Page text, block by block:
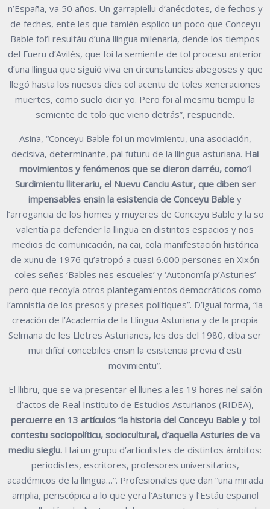
n’España, va 50 años. Un garrapiellu d’anécdotes, de fechos y
de feches, ente les que tamién esplico un poco que Conceyu
Bable foi’l resultáu d’una llingua milenaria, dende los tiempos
del Fueru d’Avilés, que foi la semiente de tol procesu anterior
d’una llingua que siguió viva en circunstancies abegoses y que
llegó hasta los nuesos díes col acentu de toles xeneraciones
muertes, como suelo dicir yo. Pero foi al mesmu tiempu la
semiente de tolo que vieno detrás”, respuende.
Asina, “Conceyu Bable foi un movimientu, una asociación,
decisiva, determinante, pal futuru de la llingua asturiana. Hai
movimientos y fenómenos que se dieron darréu, como’l
Surdimientu lliterariu, el Nuevu Canciu Astur, que diben ser
impensables ensin la esistencia de Conceyu Bable y
l’arrogancia de los homes y muyeres de Conceyu Bable y la so
valentía pa defender la llingua en distintos espacios y nos
medios de comunicación, na cai, cola manifestación histórica
de xunu de 1976 qu’atropó a cuasi 6.000 persones en Xixón
coles señes ‘Bables nes escueles’ y ‘Autonomía p’Asturies’
pero que recoyía otros plantegamientos democráticos como
l’amnistía de los presos y preses polítiques”. D’igual forma, “la
creación de l’Academia de la Llingua Asturiana y de la propia
Selmana de les Lletres Asturianes, les dos del 1980, diba ser
mui difícil concebiles ensin la esistencia previa d’esti
movimientu”.
El llibru, que se va presentar el llunes a les 19 hores nel salón
d’actos de Real Instituto de Estudios Asturianos (RIDEA),
percuerre en 13 artículos “la historia del Conceyu Bable y tol
contestu sociopolíticu, sociocultural, d’aquella Asturies de va
mediu sieglu. Hai un grupu d’articulistes de distintos ámbitos:
periodistes, escritores, profesores universitarios,
académicos de la llingua…”. Profesionales que dan “una mirada
amplia, periscópica a lo que yera l’Asturies y l’Estáu español